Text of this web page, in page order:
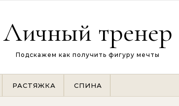
Личный тренер
Подскажем как получить фигуру мечты
РАСТЯЖКА СПИНА